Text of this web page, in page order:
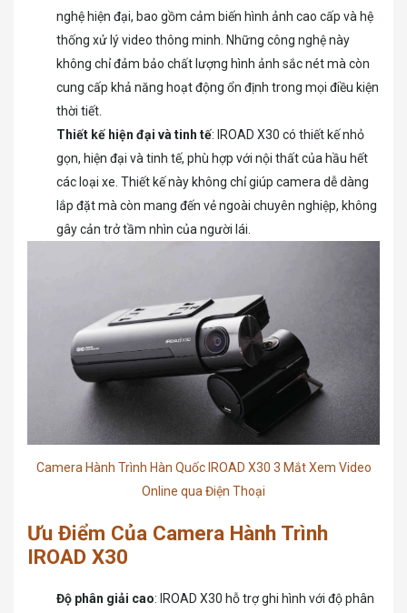
nghệ hiện đại, bao gồm cảm biến hình ảnh cao cấp và hệ
thống xử lý video thông minh. Những công nghệ này
không chỉ đảm bảo chất lượng hình ảnh sắc nét mà còn
cung cấp khả năng hoạt động ổn định trong mọi điều kiện
thời tiết.
Thiết kế hiện đại và tinh tế: IROAD X30 có thiết kế nhỏ
gọn, hiện đại và tinh tế, phù hợp với nội thất của hầu hết
các loại xe. Thiết kế này không chỉ giúp camera dễ dàng
lắp đặt mà còn mang đến vẻ ngoài chuyên nghiệp, không
gây cản trở tầm nhìn của người lái.
Camera Hành Trình Hàn Quốc IROAD X30 3 Mắt Xem Video
Online qua Điện Thoại
Ưu Điểm Của Camera Hành Trình
IROAD X30
Độ phân giải cao: IROAD X30 hỗ trợ ghi hình với độ phân